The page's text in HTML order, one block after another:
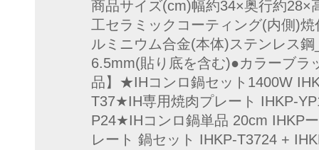
商品サイズ(cm)幅約34×奥行約28×
工セラミックコーティング(内側)
ルミニウム合金(本体)ステンレス
6.5mm(貼り底を含む)●カラーブラ
品】★IHコンロ鍋セット1400W
T37★IH専用焼肉プレート IHKP-
P24★IHコンロ鍋単品 20cm IHKP
レート 鍋セット IHKP-T3724 +